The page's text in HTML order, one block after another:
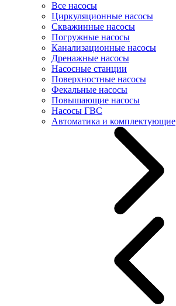
Все насосы
Циркуляционные насосы
Скважинные насосы
Погружные насосы
Канализационные насосы
Дренажные насосы
Насосные станции
Поверхностные насосы
Фекальные насосы
Повышающие насосы
Насосы ГВС
Автоматика и комплектующие